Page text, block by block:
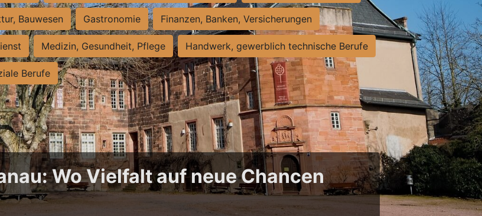
Bauwesen Gastronomie Finanzen, Banken, Versicherungen
Medizin, Gesundheit, Pflege Handwerk, gewerblich technische Berufe
Berufe
Wo Vielfalt auf neue Chancen